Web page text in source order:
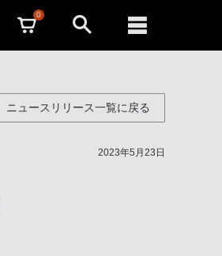
0
ニュースリリース一覧に戻る
2023年5月23日